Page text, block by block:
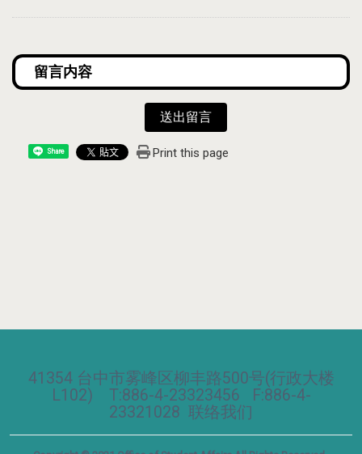
送出留言
Share Print this page
41354 台中市雾峰区柳丰路500号(行政大楼
L102) T:886-4-23323456 F:886-4-
23321028 联络我们